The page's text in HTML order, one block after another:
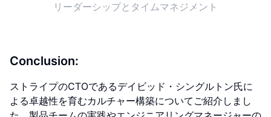
リーダーシップとタイムマネジメント
Conclusion:
ストライプのCTOであるデイビッド・シングルトン氏に
よる卓越性を育むカルチャー構築についてご紹介しまし